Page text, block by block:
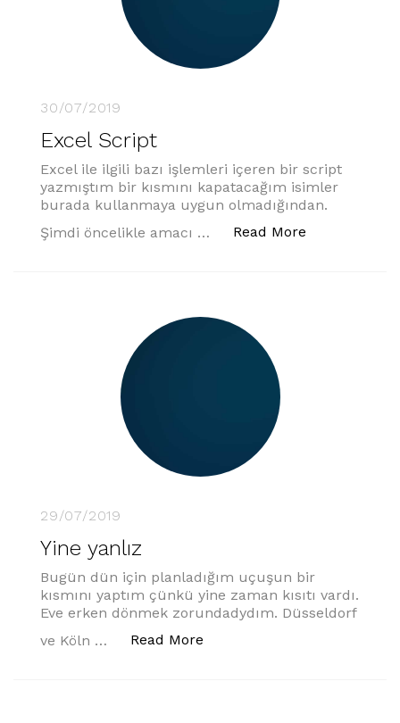
30/07/2019
Excel Script
Excel ile ilgili bazı işlemleri içeren bir script
yazmıştım bir kısmını kapatacağım isimler
burada kullanmaya uygun olmadığından.
Şimdi öncelikle amacı …
Read More
29/07/2019
Yine yanlız
Bugün dün için planladığım uçuşun bir
kısmını yaptım çünkü yine zaman kısıtı vardı.
Eve erken dönmek zorundadydım. Düsseldorf
ve Köln …
Read More